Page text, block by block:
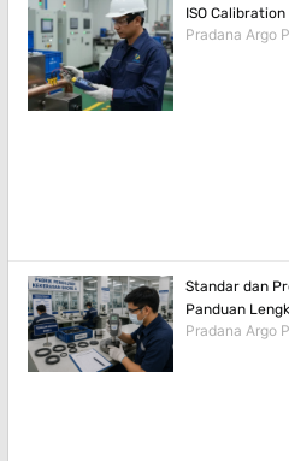
ISO
Pradana Argo
Standar dan
Panduan
Pradana Argo